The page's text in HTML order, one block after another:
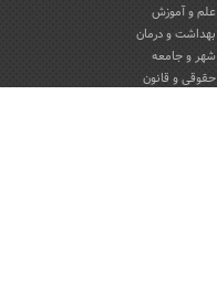
علم و آموزش
بهداشت و درمان
شهر و جامعه
حقوقی و قانون